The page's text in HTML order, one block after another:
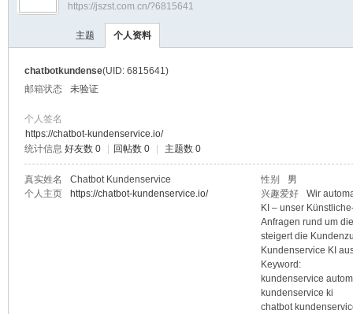
›
https://jszst.com.cn/?6815641
主题 个人资料
chatbotkundense(UID: 6815641)
邮箱状态
未验证
个人签名
https://chatbot-kundenservice.io/
统计信息 好友数 0 回帖数 0 主题数 0
真实姓名 Chatbot Kundenservice 性别
男
个人主页
https://chatbot-kundenservice.io/ 兴趣爱好
Wir
KI – unser
Anfragen rund um
steigert die
Kundenservice KI
Keyword:
kundenservice
kundenservice ki
chatbot